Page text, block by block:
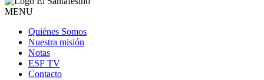
MENU
Quiénes Somos
Nuestra misión
Notas
ESF TV
Contacto